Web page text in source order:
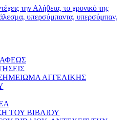
ΑΓΓΕΛΙΚΗΣ
ΤΟΥ ΒΙΒΛΙΟΥ